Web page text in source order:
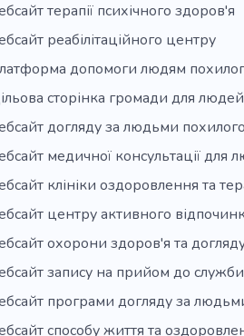
терапії психічного здоров'я
реабілітаційного центру
допомоги людям
сторінка громади для
догляду за людьми
медичної консультації для
клініки оздоровлення та
центру активного
охорони здоров'я та
запису на прийом до
програми догляду за
способу життя та